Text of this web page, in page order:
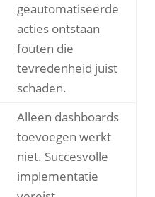
geautomatiseerde
acties ontstaan
fouten die
tevredenheid juist
schaden.
Alleen dashboards
toevoegen werkt
niet. Succesvolle
implementatie